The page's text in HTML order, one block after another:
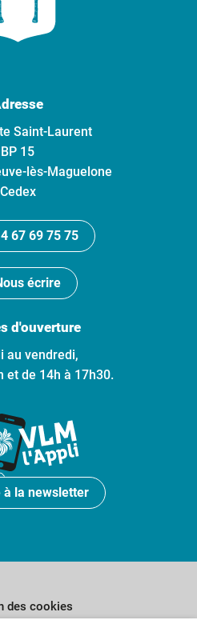
Saint-Laurent
BP 15
lès-Maguelone
Cedex
67 69 75 75
écrire
d'ouverture
au vendredi,
et de 14h à 17h30.
à la newsletter
des cookies